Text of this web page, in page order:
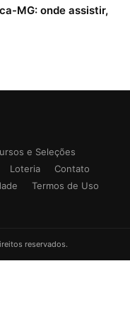
MG: onde assistir,
e Seleções
Loteria
Contato
Termos de Uso
reservados.